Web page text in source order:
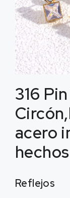
316
acero
Reflejos